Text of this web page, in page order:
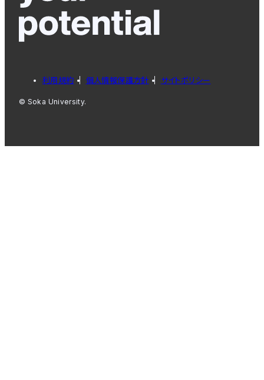
利用規約 個人情報保護方針 サイトポリシー
© Soka University.